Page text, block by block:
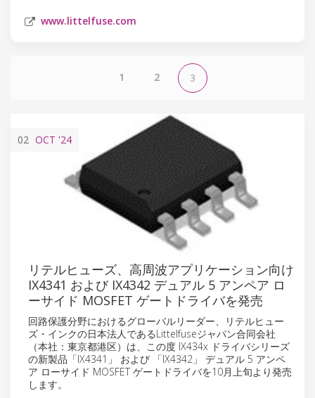
www.littelfuse.com
1 2 3
02 OCT '24
リテルヒューズ、高周波アプリケーション向け
IX4341 および IX4342 デュアル 5 アンペア ロ
ーサイド MOSFET ゲートドライバを発売
回路保護分野におけるグローバルリーダー、リテルヒュー
ズ・インクの日本法人であるLittelfuseジャパン合同会社
（本社：東京都港区）は、この度 IX434x ドライバシリーズ
の新製品「IX4341」 および 「IX4342」 デュアル 5 アンペ
ア ローサイド MOSFET ゲートドライバを10月上旬より発売
します。